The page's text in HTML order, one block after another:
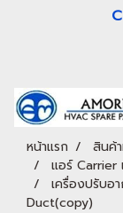
หน้าแรก สินค้
แอร์ Carrier
เครื่องปรับอ
Duct(copy)